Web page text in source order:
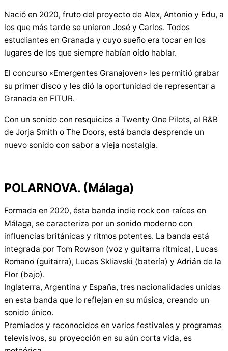
Nació en 2020, fruto del proyecto de Alex, Antonio y Edu, a
los que más tarde se unieron José y Carlos. Todos
estudiantes en Granada y cuyo sueño era tocar en los
lugares de los que siempre habían oído hablar.
El concurso «Emergentes Granajoven» les permitió grabar
su primer disco y les dió la oportunidad de representar a
Granada en FITUR.
Con un sonido con resquicios a Twenty One Pilots, al R&B
de Jorja Smith o The Doors, está banda desprende un
nuevo sonido con sabor a vieja nostalgia.
POLARNOVA. (Málaga)
Formada en 2020, ésta banda indie rock con raíces en
Málaga, se caracteriza por un sonido moderno con
influencias británicas y ritmos potentes. La banda está
integrada por Tom Rowson (voz y guitarra rítmica), Lucas
Romano (guitarra), Lucas Skliavski (batería) y Adrián de la
Flor (bajo).
Inglaterra, Argentina y España, tres nacionalidades unidas
en esta banda que lo reflejan en su música, creando un
sonido único.
Premiados y reconocidos en varios festivales y programas
televisivos, su proyección en su aún corta vida, es